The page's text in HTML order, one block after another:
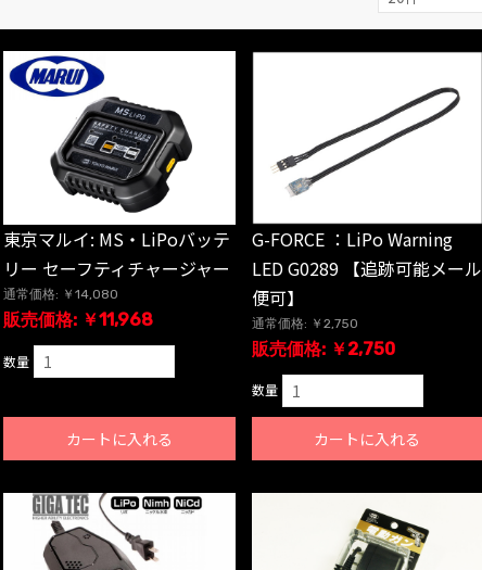
東京マルイ: MS・LiPoバッテ
リー セーフティチャージャー
通常価格: ￥14,080
販売価格: ￥11,968
数量
カートに入れる
G-FORCE ：LiPo Warning
LED G0289 【追跡可能メール
便可】
通常価格: ￥2,750
販売価格: ￥2,750
数量
カートに入れる